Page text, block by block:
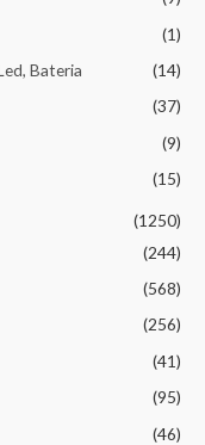
(1)
Bateria
(14)
(37)
(9)
(15)
(1250)
(244)
(568)
(256)
(41)
(95)
(46)